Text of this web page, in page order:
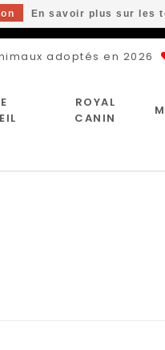
adoptés en 2026
ROYAL
CANIN
En savoir plus sur les